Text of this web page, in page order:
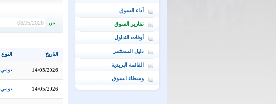
أداء السوق
تقارير السوق
أوقات التداول
دليل المستثمر
القائمة البريدية
وسطاء السوق
من
النوع التاريخ
يومي 14/05/2026
يومي 14/05/2026